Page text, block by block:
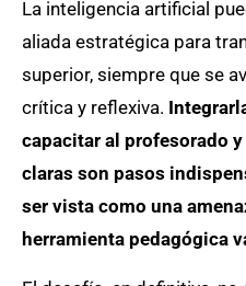
La inteligencia artificial
aliada estratégica para
superior, siempre que se
crítica y reflexiva.
capacitar al profesorado
claras son pasos
ser vista como una
herramienta pedagógica